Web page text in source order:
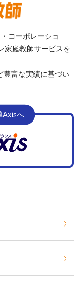
コーポレーショ
家庭教師サービスを
豊富な実績に基づい
Axisへ